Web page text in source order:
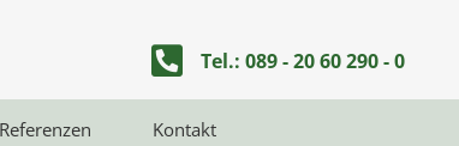
tel:+498920602900
Tel.: 089 - 20 60 290 - 0
Referenzen Kontakt